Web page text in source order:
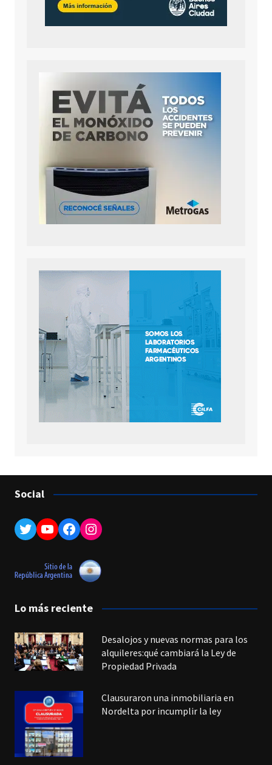
Social
Twitter
YouTube
Facebook
Instagram
Lo más reciente
Desalojos y nuevas normas para los
alquileres:qué cambiará la Ley de
Propiedad Privada
Clausuraron una inmobiliaria en
Nordelta por incumplir la ley